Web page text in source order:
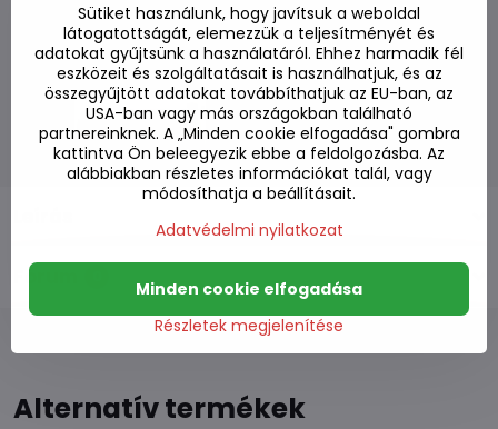
Hozzáadás a listához
Watchdog
Kézbesítés
Raktározási szám: S7#SK#765201#1
Gyártó:
Fórum
Alternatív termékek
Sütiket használunk, hogy javítsuk a weboldal
látogatottságát, elemezzük a teljesítményét és
adatokat gyűjtsünk a használatáról. Ehhez harmadik fél
eszközeit és szolgáltatásait is használhatjuk, és az
összegyűjtött adatokat továbbíthatjuk az EU-ban, az
USA-ban vagy más országokban található
partnereinknek. A „Minden cookie elfogadása" gombra
kattintva Ön beleegyezik ebbe a feldolgozásba. Az
alábbiakban részletes információkat talál, vagy
módosíthatja a beállításait.
Adatvédelmi nyilatkozat
Részletek megjelenítése
Minden cookie elfogadása